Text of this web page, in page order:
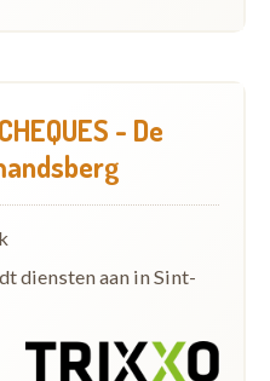
- De
diensten aan in Sint-